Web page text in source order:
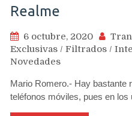
Realme
6 octubre, 2020
Exclusivas / Filtrados /
Novedades
Mario Romero.- Hay bastante
teléfonos móviles, pues en